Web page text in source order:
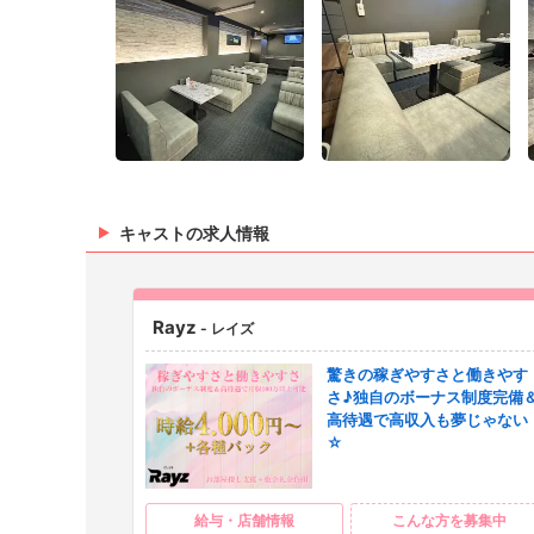
キャストの求人情報
Rayz - レイズ
驚きの稼ぎやすさと働きやす
さ♪独自のボーナス制度完備
高待遇で高収入も夢じゃない
☆
給与・店舗情報 こんな方を募集中